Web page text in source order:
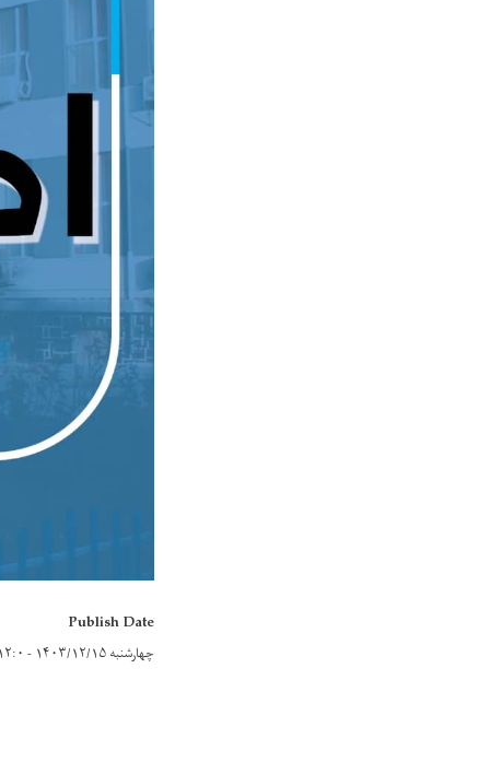
Publish Date
چهارشنبه ۱۴۰۳/۱۲/۱۵ - ۱۲:۰